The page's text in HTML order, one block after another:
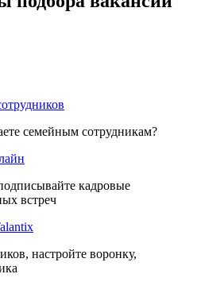
семейным сотрудникам?
кадровые
встреч
настройте воронку,